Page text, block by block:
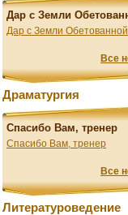
Дар с Земли
Дар с Земли Обетованной
Все
Драматургия
Спасибо Вам, тренер
Спасибо Вам, тренер
Все
Литературоведение